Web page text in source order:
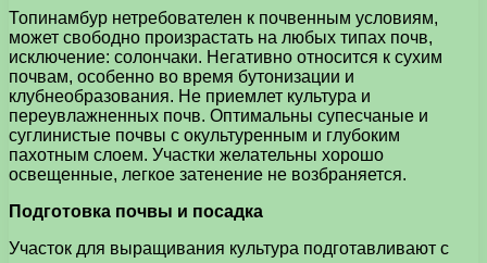
Топинамбур нетребователен к почвенным условиям,
может свободно произрастать на любых типах почв,
исключение: солончаки. Негативно относится к сухим
почвам, особенно во время бутонизации и
клубнеобразования. Не приемлет культура и
переувлажненных почв. Оптимальны супесчаные и
суглинистые почвы с окультуренным и глубоким
пахотным слоем. Участки желательны хорошо
освещенные, легкое затенение не возбраняется.
Подготовка почвы и посадка
Участок для выращивания культура подготавливают с